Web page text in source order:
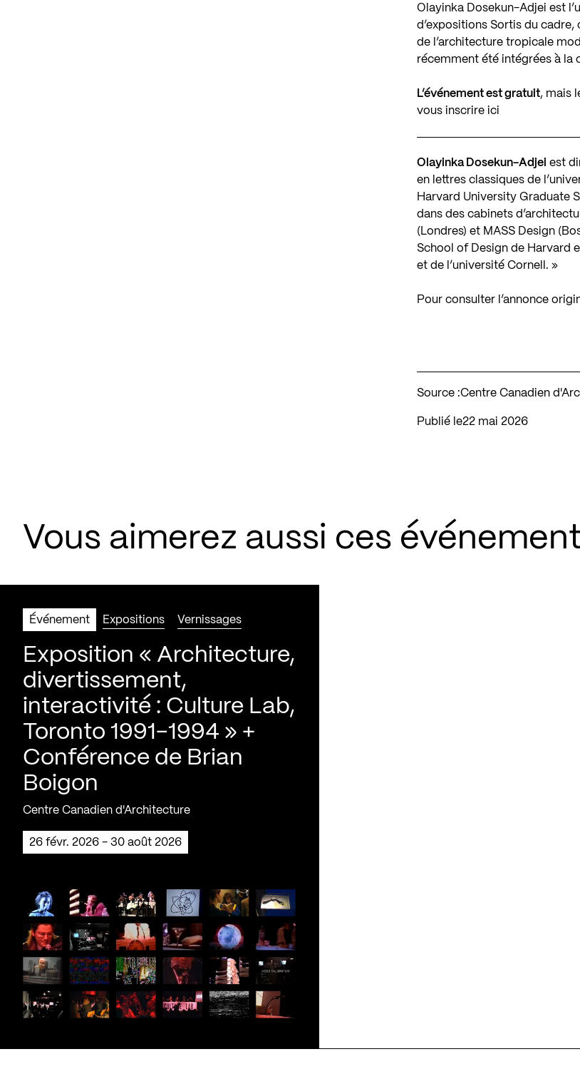
Olayinka Dosekun-Adjei est
d’expositions Sortis du
de l’architecture tropicale
récemment été intégrées à la
L’événement est gratuit, mais
vousinscrire ici
Olayinka Dosekun-Adjei est
en lettres classiques de
Harvard University Graduate
dans des cabinets
(Londres) et MASS Design
School of Design de Harvard
et de l’université Cornell. »
Pour consulter l’annonce
Source :Centre Canadien
Publié le 22 mai 2026
Vous aimerez aussi ces
Événement Expositions Vernissages
Exposition « Architecture,
divertissement,
interactivité : Culture Lab,
Toronto 1991-1994 » +
Conférence de Brian
Boigon
Centre Canadien d'Architecture
26 févr. 2026 - 30 août 2026